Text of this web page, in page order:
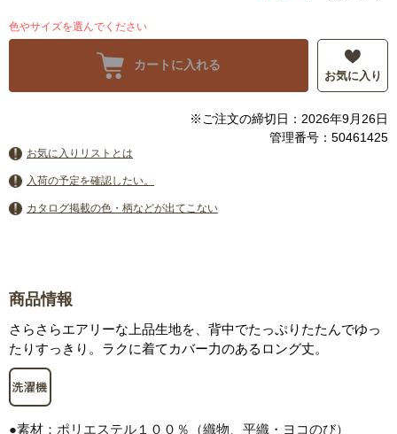
色やサイズを選んでください
カートに入れる
お気に入り
※ご注文の締切日：2026年9月26日
管理番号：50461425
お気に入りリストとは
入荷の予定を確認したい。
カタログ掲載の色・柄などが出てこない
商品情報
さらさらエアリーな上品生地を、背中でたっぷりたたんでゆっ
たりすっきり。ラクに着てカバー力のあるロング丈。
●素材：ポリエステル１００％（織物、平織・ヨコのび）